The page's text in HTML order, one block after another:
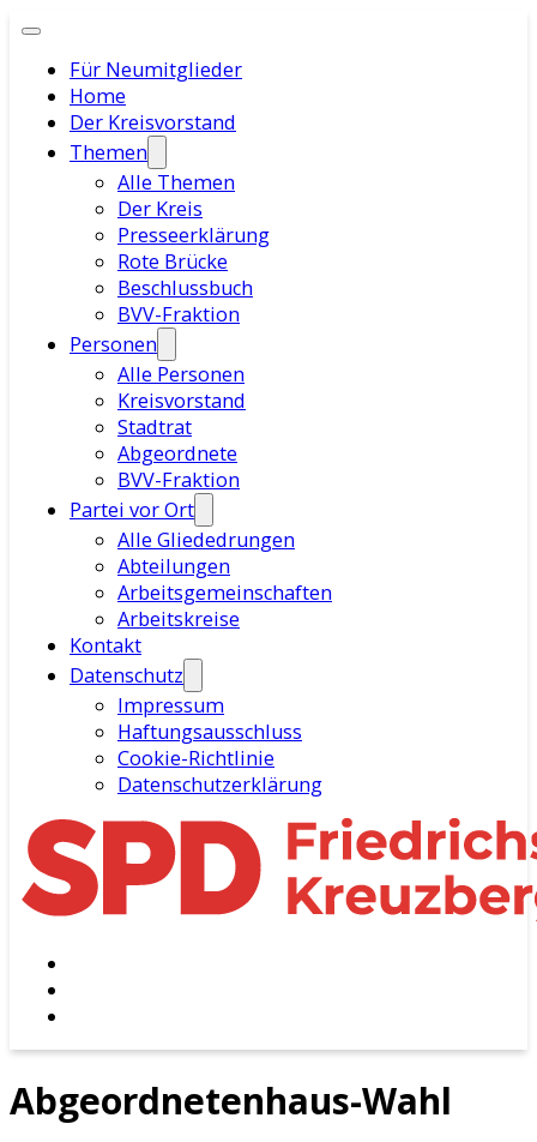
Für Neumitglieder
Home
Der Kreisvorstand
Themen
Alle Themen
Der Kreis
Presseerklärung
Rote Brücke
Beschlussbuch
BVV-Fraktion
Personen
Alle Personen
Kreisvorstand
Stadtrat
Abgeordnete
BVV-Fraktion
Partei vor Ort
Alle Gliededrungen
Abteilungen
Arbeitsgemeinschaften
Arbeitskreise
Kontakt
Datenschutz
Impressum
Haftungsausschluss
Cookie-Richtlinie
Datenschutzerklärung
Abgeordnetenhaus-Wahl